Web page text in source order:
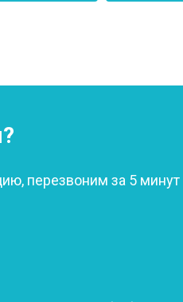
перезвоним за 5 минут